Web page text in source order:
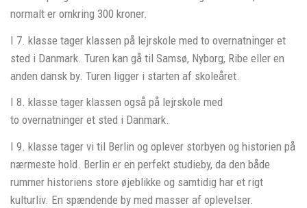
normalt er omkring 300 kroner.
I 7. klasse tager klassen på lejrskole med to overnatninger et
sted i Danmark. Turen kan gå til Samsø, Nyborg, Ribe eller en
anden dansk by. Turen ligger i starten af skoleåret.
I 8. klasse tager klassen også på lejrskole med
to overnatninger et sted i Danmark.
I 9. klasse tager vi til Berlin og oplever storbyen og historien på
nærmeste hold. Berlin er en perfekt studieby, da den både
rummer historiens store øjeblikke og samtidig har et rigt
kulturliv. En spændende by med masser af oplevelser.